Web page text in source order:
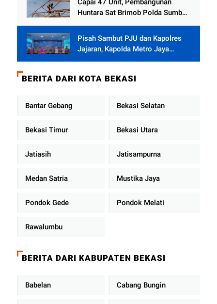
Huntara Sat Brimob Polda Sumbar
Pisah Sambut PJU dan Kapolres
Jajaran, Kapolda Metro Jaya
BERITA DARI KOTA BEKASI
Bantar Gebang Bekasi Selatan
Bekasi Timur Bekasi Utara
Jatiasih Jatisampurna
Medan Satria Mustika Jaya
Pondok Gede Pondok Melati
Rawalumbu
BERITA DARI KABUPATEN BEKASI
Babelan Cabang Bungin